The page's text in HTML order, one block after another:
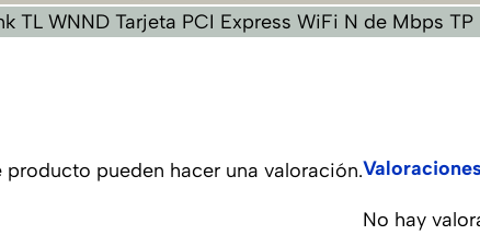
No hay
pueden hacer una valoración.